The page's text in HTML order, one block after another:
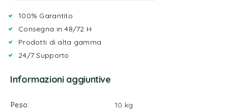
100% Garantito
Consegna in 48/72 H
Prodotti di alta gamma
24/7 Supporto
Informazioni aggiuntive
Peso 10 kg